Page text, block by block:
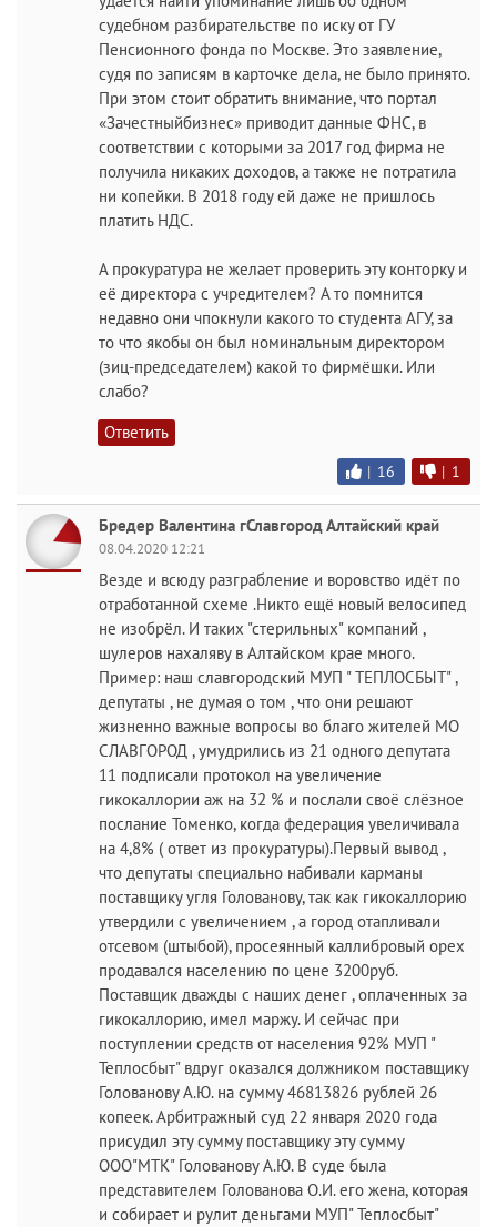
судебном разбирательстве по иску от ГУ
Пенсионного фонда по Москве. Это заявление,
судя по записям в карточке дела, не было принято.
При этом стоит обратить внимание, что портал
«Зачестныйбизнес» приводит данные ФНС, в
соответствии с которыми за 2017 год фирма не
получила никаких доходов, а также не потратила
ни копейки. В 2018 году ей даже не пришлось
платить НДС.
А прокуратура не желает проверить эту конторку и
её директора с учредителем? А то помнится
недавно они чпокнули какого то студента АГУ, за
то что якобы он был номинальным директором
(зиц-председателем) какой то фирмёшки. Или
слабо?
Ответить
| 16 | 1
Бредер Валентина гСлавгород Алтайский край
08.04.2020 12:21
Везде и всюду разграбление и воровство идёт по
отработанной схеме .Никто ещё новый велосипед
не изобрёл. И таких "стерильных" компаний ,
шулеров нахаляву в Алтайском крае много.
Пример: наш славгородский МУП " ТЕПЛОСБЫТ" ,
депутаты , не думая о том , что они решают
жизненно важные вопросы во благо жителей МО
СЛАВГОРОД , умудрились из 21 одного депутата
11 подписали протокол на увеличение
гикокаллории аж на 32 % и послали своё слёзное
послание Томенко, когда федерация увеличивала
на 4,8% ( ответ из прокуратуры).Первый вывод ,
что депутаты специально набивали карманы
поставщику угля Голованову, так как гикокаллорию
утвердили с увеличением , а город отапливали
отсевом (штыбой), просеянный каллибровый орех
продавался населению по цене 3200руб.
Поставщик дважды с наших денег , оплаченных за
гикокаллорию, имел маржу. И сейчас при
поступлении средств от населения 92% МУП "
Теплосбыт" вдруг оказался должником поставщику
Голованову А.Ю. на сумму 46813826 рублей 26
копеек. Арбитражный суд 22 января 2020 года
присудил эту сумму поставщику эту сумму
ООО"МТК" Голованову А.Ю. В суде была
представителем Голованова О.И. его жена, которая
и собирает и рулит деньгами МУП" Теплосбыт"